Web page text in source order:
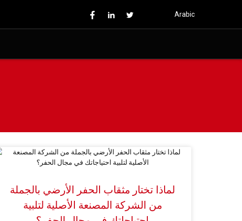
Arabic
لماذا تختار مثقاب الحفر الأرضي بالجملة
من الشركة المصنعة الأصلية لتلبية